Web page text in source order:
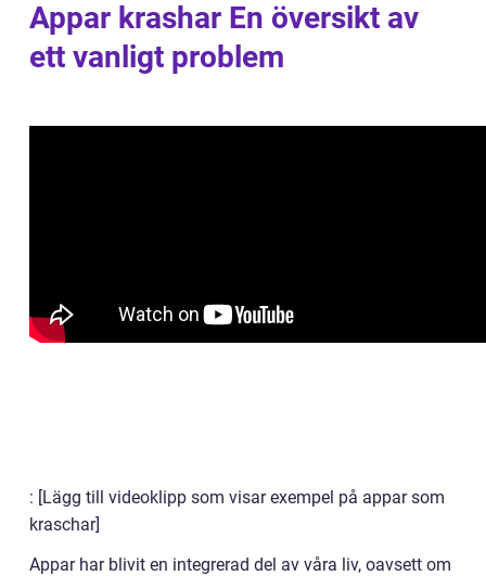
Appar krashar En översikt av
ett vanligt problem
: [Lägg till videoklipp som visar exempel på appar som
kraschar]
Appar har blivit en integrerad del av våra liv, oavsett om